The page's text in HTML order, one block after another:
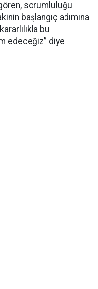
sorumluluğu
başlangıç adımına
bu
edeceğiz” diye